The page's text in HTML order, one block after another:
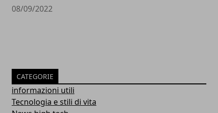
08/09/2022
CATEGORIE
informazioni utili
Tecnologia e stili di vita